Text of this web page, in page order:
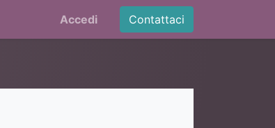
Accedi Contattaci